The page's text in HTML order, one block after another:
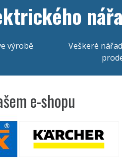
výrobě
Veškeré
e-shopu